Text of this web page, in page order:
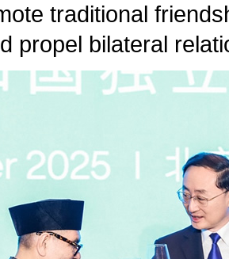
traditional
propel bilateral